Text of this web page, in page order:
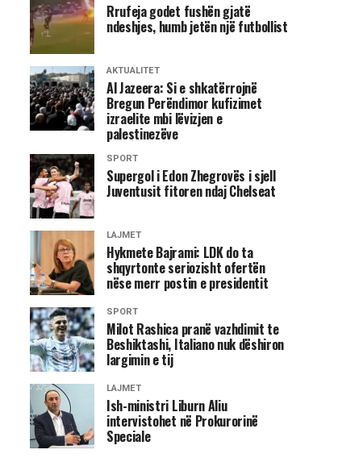
Rrufeja godet fushën gjatë
ndeshjes, humb jetën një futbollist
AKTUALITET
Al Jazeera: Si e shkatërrojnë
Bregun Perëndimor kufizimet
izraelite mbi lëvizjen e
palestinezëve
SPORT
Supergol i Edon Zhegrovës i sjell
Juventusit fitoren ndaj Chelseat
LAJMET
Hykmete Bajrami: LDK do ta
shqyrtonte seriozisht ofertën
nëse merr postin e presidentit
SPORT
Milot Rashica pranë vazhdimit te
Beshiktashi, Italiano nuk dëshiron
largimin e tij
LAJMET
Ish-ministri Liburn Aliu
intervistohet në Prokurorinë
Speciale